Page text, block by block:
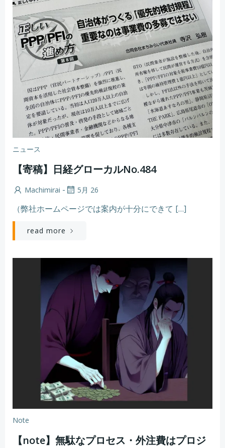
ニュース
【寄稿】日経グローカルNo.484
Machimirai - 5月 26
（弊社ホームページでは案内が十分にできて […]
read more
Note
【note】無駄なプロセス・外注費はプロジ